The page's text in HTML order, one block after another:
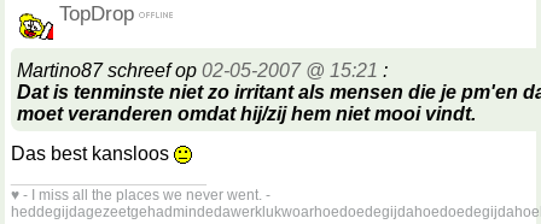
TopDrop
Martino87 schreef op 02-05-2007 @ 15:21 :
Dat is tenminste niet zo irritant als mensen die je pm'en
moet veranderen omdat hij/zij hem niet mooi vindt.
Das best kansloos
♥ - I miss all the places we never went. -